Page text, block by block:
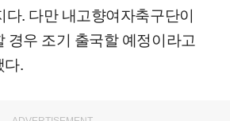
다. 다만 내고향여자축구단이
경우 조기 출국할 예정이라고
다.